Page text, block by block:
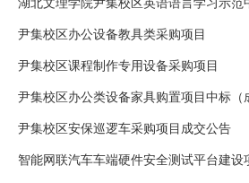
尹集校区办公设备教具类采购项目
尹集校区课程制作专用设备采购项目
尹集校区办公类设备家具购置项目中标（
尹集校区安保巡逻车采购项目成交公告
智能网联汽车车端硬件安全测试平台建设